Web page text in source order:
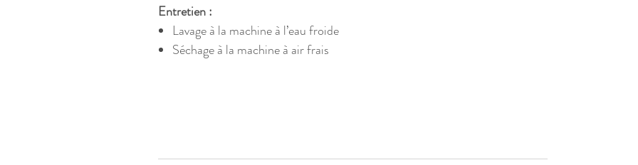
Entretien :
Lavage à la machine à l’eau froide
Séchage à la machine à air frais